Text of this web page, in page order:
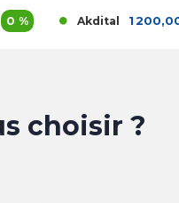
Akdital 1 200,00
choisir ?